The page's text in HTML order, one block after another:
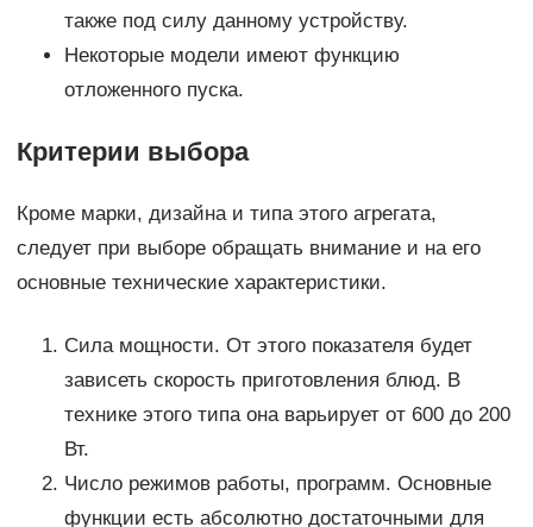
также под силу данному устройству.
Некоторые модели имеют функцию
отложенного пуска.
Критерии выбора
Кроме марки, дизайна и типа этого агрегата,
следует при выборе обращать внимание и на его
основные технические характеристики.
Сила мощности. От этого показателя будет
зависеть скорость приготовления блюд. В
технике этого типа она варьирует от 600 до 200
Вт.
Число режимов работы, программ. Основные
функции есть абсолютно достаточными для